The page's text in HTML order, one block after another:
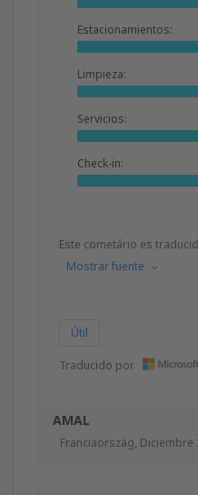
AMAL
Franciaország, Diciembre
Estacionamientos:
Limpieza:
Servicios:
Check-in:
Este cometário es
Mostrar fuente
Útil
Traducido por